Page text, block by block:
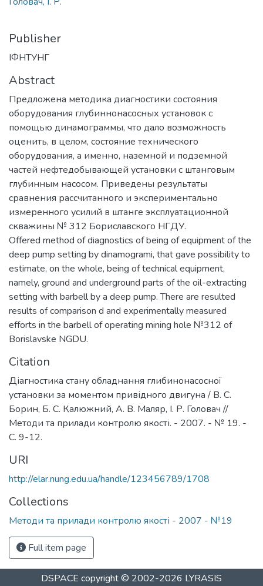
Publisher
ІФНТУНГ
Abstract
Предложена методика диагностики состояния
оборудования глубиннонасосных установок с
помощью динамограммы, что дало возможность
оценить, в целом, состояние технического
оборудования, а именно, наземной и подземной
частей нефтедобывающей установки с штанговым
глубинным насосом. Приведены результаты
сравнения рассчитанного и экспериментально
измеренного усилий в штанге эксплуатационной
скважины № 312 Бориславского НГДУ.
Offered method of diagnostics of being of equipment of the
deep pump setting by dinamogrami, that gave possibility to
estimate, on the whole, being of technical equipment,
namely, ground and underground parts of the oil-extracting
setting with barbell by a deep pump. There are resulted
results of comparison d and experimentally measured
efforts in the barbell of operating mining hole №312 of
Borislavske NGDU.
Citation
Діагностика стану обладнання глибинонасосної
установки за моментом привідного двигуна / В. С.
Борин, Б. С. Калюжний, А. В. Маляр, І. Р. Головач //
Методи та прилади контролю якості. - 2007. - № 19. -
С. 9-12.
URI
http://elar.nung.edu.ua/handle/123456789/1708
Collections
Методи та прилади контролю якості - 2007 - №19
Full item page
DSPACE copyright © 2002-2026 LYRASIS